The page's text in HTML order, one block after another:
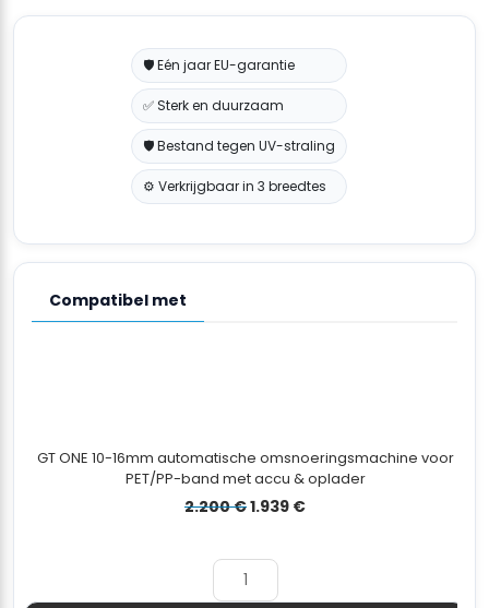
🛡️ Eén jaar EU-garantie
✅ Sterk en duurzaam
🛡️ Bestand tegen UV-straling
⚙️ Verkrijgbaar in 3 breedtes
Compatibel met
GT ONE 10-16mm automatische omsnoeringsmachine voor
PET/PP-band met accu & oplader
2.200€Oorspronkelijke
1.939 €Huidige